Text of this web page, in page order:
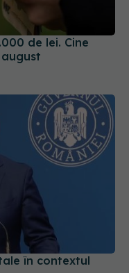
de lei. Cine
în contextul